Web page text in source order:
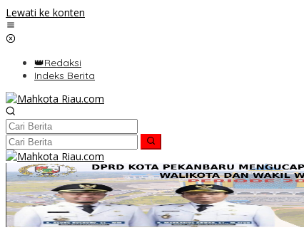
Lewati ke konten
👑Redaksi
Indeks Berita